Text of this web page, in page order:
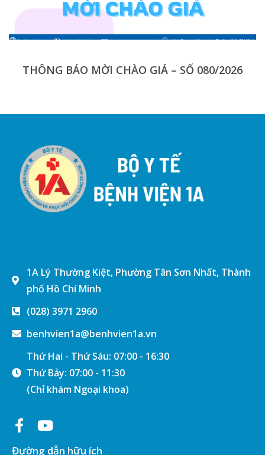
THÔNG BÁO MỜI CHÀO GIÁ – SỐ 080/2026
1A Lý Thường Kiệt, Phường Tân Sơn Nhất, Thành
phố Hồ Chí Minh
(028) 3971 2960
benhvien1a@benhvien1a.vn
Thứ Hai - Thứ Sáu: 07:00 - 16:30
Thứ Bảy: 07:00 - 11:30
(Chỉ khám Ngoại khoa)
Đường dẫn hữu ích